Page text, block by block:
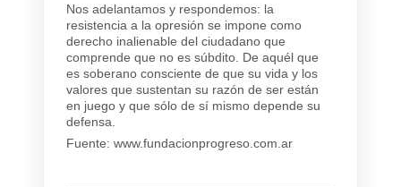
Nos adelantamos y respondemos: la
resistencia a la opresión se impone como
derecho inalienable del ciudadano que
comprende que no es súbdito. De aquél que
es soberano consciente de que su vida y los
valores que sustentan su razón de ser están
en juego y que sólo de sí mismo depende su
defensa.
Fuente: www.fundacionprogreso.com.ar